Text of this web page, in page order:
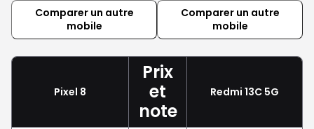
Comparer un autre
mobile
Comparer un autre
mobile
Pixel 8
Prix
et
note
Redmi 13C 5G